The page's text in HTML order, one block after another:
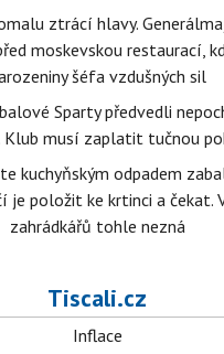
ztrácí hlavy.
moskevskou restaurací,
šéfa vzdušných sil
Sparty předvedli
Klub musí zaplatit tučnou
kuchyňským odpadem
je položit ke krtinci a čekat.
zahrádkářů tohle nezná
Tiscali.cz
Inflace